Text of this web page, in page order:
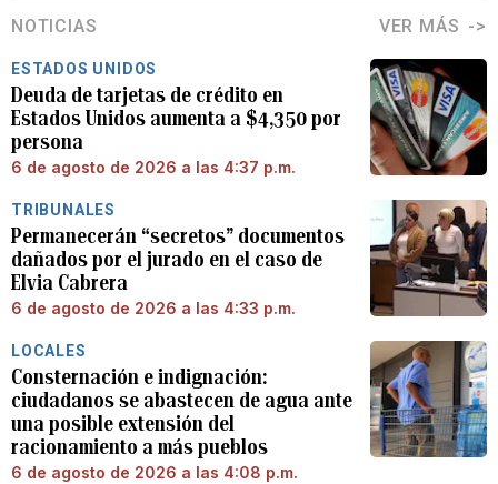
NOTICIAS VER MÁS
ESTADOS UNIDOS
Deuda de tarjetas de crédito en
Estados Unidos aumenta a $4,350 por
persona
6 de agosto de 2026 a las 4:37 p.m.
TRIBUNALES
Permanecerán “secretos” documentos
dañados por el jurado en el caso de
Elvia Cabrera
6 de agosto de 2026 a las 4:33 p.m.
LOCALES
Consternación e indignación:
ciudadanos se abastecen de agua ante
una posible extensión del
racionamiento a más pueblos
6 de agosto de 2026 a las 4:08 p.m.